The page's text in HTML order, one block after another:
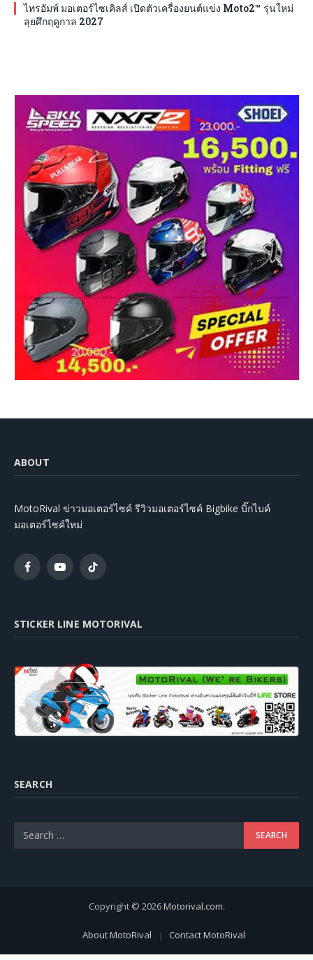
ไทรอัมพ์ มอเตอร์ไซเคิลส์ เปิดตัวเครื่องยนต์แข่ง Moto2™ รุ่นใหม่
ลุยศึกฤดูกาล 2027
ABOUT
MotoRival ข่าวมอเตอร์ไซค์ รีวิวมอเตอร์ไซค์ Bigbike บิ๊กไบค์
มอเตอร์ไซค์ใหม่
FacebookYouTubeTikTok
STICKER LINE MOTORIVAL
SEARCH
Copyright © 2026Motorival.com.
About MotoRival Contact MotoRival